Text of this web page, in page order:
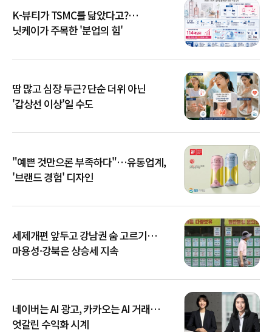
K-뷰티가 TSMC를 닮았다고?…
닛케이가 주목한 '분업의 힘'
땀 많고 심장 두근? 단순 더위 아닌
'갑상선 이상'일 수도
"예쁜 것만으론 부족하다"…유통업계,
'브랜드 경험' 디자인
세제개편 앞두고 강남권 숨 고르기…
마용성·강북은 상승세 지속
네이버는 AI 광고, 카카오는 AI 거래…
엇갈린 수익화 시계